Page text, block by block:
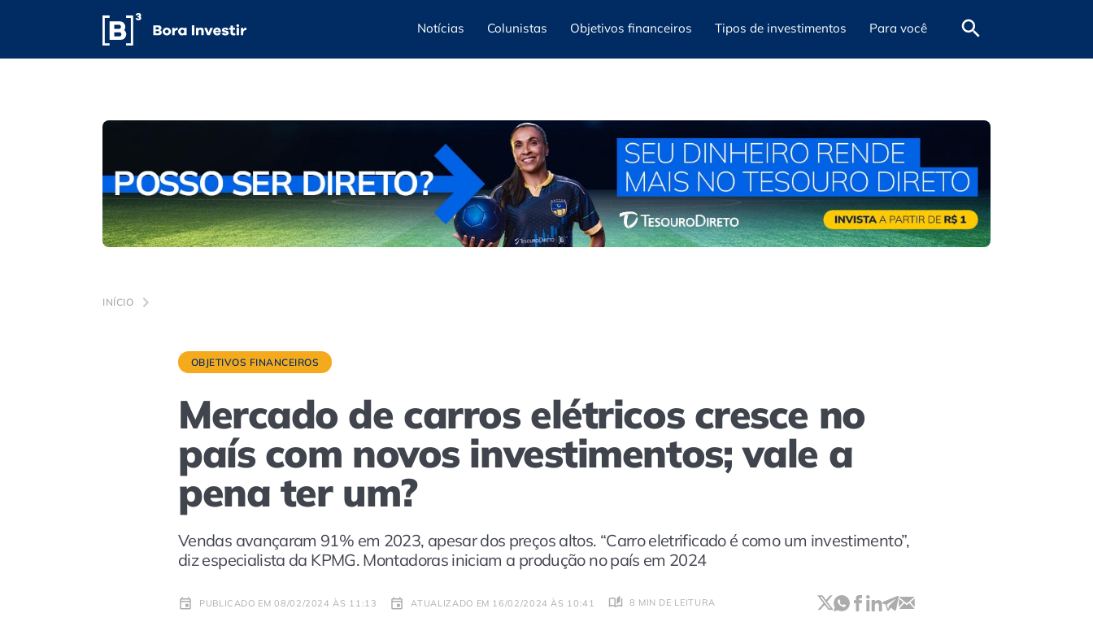
Notícias Colunistas Objetivos financeiros Tipos de investimentos Para você
INÍCIO
OBJETIVOS FINANCEIROS
Mercado de carros elétricos cresce no
país com novos investimentos; vale a
pena ter um?
Vendas avançaram 91% em 2023, apesar dos preços altos. “Carro eletrificado é como um investimento”,
diz especialista da KPMG. Montadoras iniciam a produção no país em 2024
PUBLICADO EM 08/02/2024 ÀS 11:13 ATUALIZADO EM 16/02/2024 ÀS 10:41 8 MIN DE LEITURA